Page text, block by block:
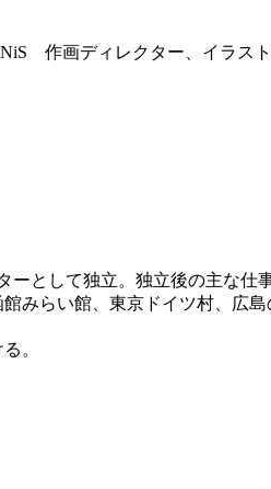
作画ディレクター、イラス
として独立。独立後の主な
みらい館、東京ドイツ村、広
。